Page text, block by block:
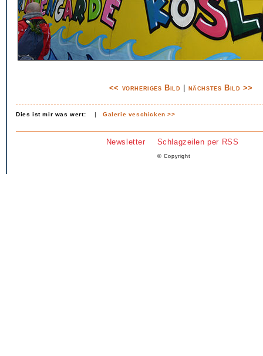
<< vorheriges Bild nächstes Bild >>
Dies ist mir was wert: |Galerie veschicken >>
Newsletter Schlagzeilen per RSS
© Copyright